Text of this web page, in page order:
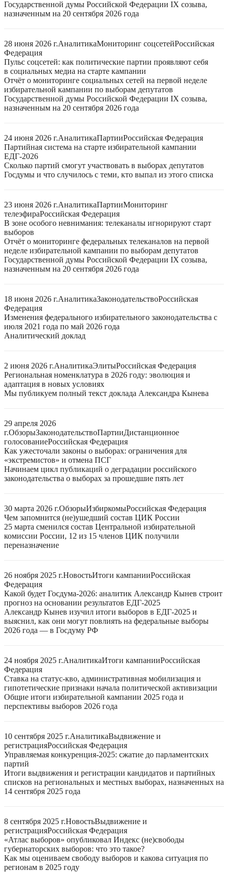
Государственной думы Российской Федерации IX созыва,
назначенным на 20 сентября 2026 года
28 июня 2026 г.АналитикаМониторинг соцсетейРоссийская
Федерация
Пульс соцсетей: как политические партии проявляют себя
в социальных медиа на старте кампании
Отчёт о мониторинге социальных сетей на первой неделе
избирательной кампании по выборам депутатов
Государственной думы Российской Федерации IX созыва,
назначенным на 20 сентября 2026 года
24 июня 2026 г.АналитикаПартииРоссийская Федерация
Партийная система на старте избирательной кампании
ЕДГ-2026
Сколько партий смогут участвовать в выборах депутатов
Госдумы и что случилось с теми, кто выпал из этого списка
23 июня 2026 г.АналитикаПартииМониторинг
телеэфираРоссийская Федерация
В зоне особого невнимания: телеканалы игнорируют старт
выборов
Отчёт о мониторинге федеральных телеканалов на первой
неделе избирательной кампании по выборам депутатов
Государственной думы Российской Федерации IX созыва,
назначенным на 20 сентября 2026 года
18 июня 2026 г.АналитикаЗаконодательствоРоссийская
Федерация
Изменения федерального избирательного законодательства с
июля 2021 года по май 2026 года
Аналитический доклад
2 июня 2026 г.АналитикаЭлитыРоссийская Федерация
Региональная номенклатура в 2026 году: эволюция и
адаптация в новых условиях
Мы публикуем полный текст доклада Александра Кынева
29 апреля 2026
г.ОбзорыЗаконодательствоПартииДистанционное
голосованиеРоссийская Федерация
Как ужесточали законы о выборах: ограничения для
«экстремистов» и отмена ПСГ
Начинаем цикл публикаций о деградации российского
законодательства о выборах за прошедшие пять лет
30 марта 2026 г.ОбзорыИзбиркомыРоссийская Федерация
Чем запомнится (не)ушедший состав ЦИК России
25 марта сменился состав Центральной избирательной
комиссии России, 12 из 15 членов ЦИК получили
переназначение
26 ноября 2025 г.НовостьИтоги кампанииРоссийская
Федерация
Какой будет Госдума-2026: аналитик Александр Кынев строит
прогноз на основании результатов ЕДГ-2025
Александр Кынев изучил итоги выборов в ЕДГ-2025 и
выяснил, как они могут повлиять на федеральные выборы
2026 года — в Госдуму РФ
24 ноября 2025 г.АналитикаИтоги кампанииРоссийская
Федерация
Ставка на статус-кво, административная мобилизация и
гипотетические признаки начала политической активизации
Общие итоги избирательной кампании 2025 года и
перспективы выборов 2026 года
10 сентября 2025 г.АналитикаВыдвижение и
регистрацияРоссийская Федерация
Управляемая конкуренция-2025: сжатие до парламентских
партий
Итоги выдвижения и регистрации кандидатов и партийных
списков на региональных и местных выборах, назначенных на
14 сентября 2025 года
8 сентября 2025 г.НовостьВыдвижение и
регистрацияРоссийская Федерация
«Атлас выборов» опубликовал Индекс (не)свободы
губернаторских выборов: что это такое?
Как мы оцениваем свободу выборов и какова ситуация по
регионам в 2025 году